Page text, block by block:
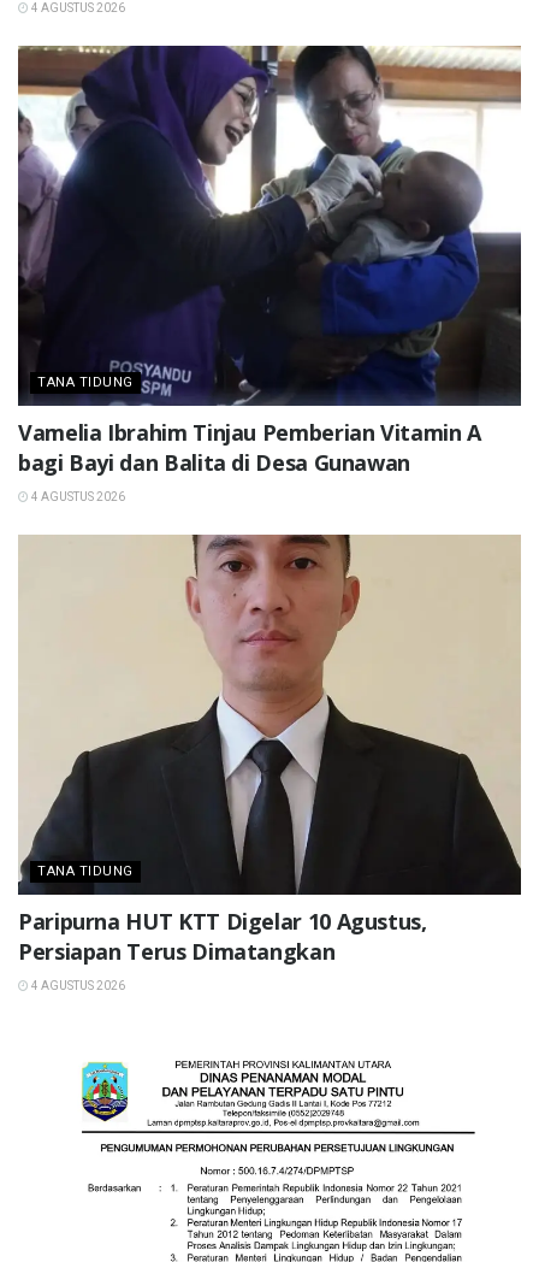
4 AGUSTUS 2026
TANA TIDUNG
Vamelia Ibrahim Tinjau Pemberian Vitamin A
bagi Bayi dan Balita di Desa Gunawan
4 AGUSTUS 2026
TANA TIDUNG
Paripurna HUT KTT Digelar 10 Agustus,
Persiapan Terus Dimatangkan
4 AGUSTUS 2026